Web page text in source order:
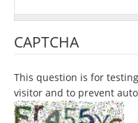
CAPTCHA
This question is for
visitor and to prevent